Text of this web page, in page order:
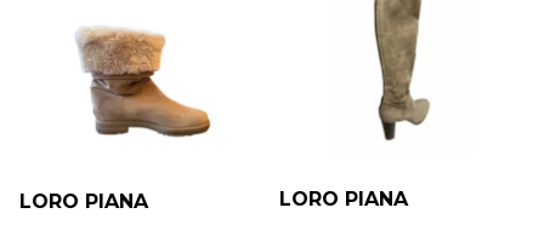
LORO PIANA LORO PIANA